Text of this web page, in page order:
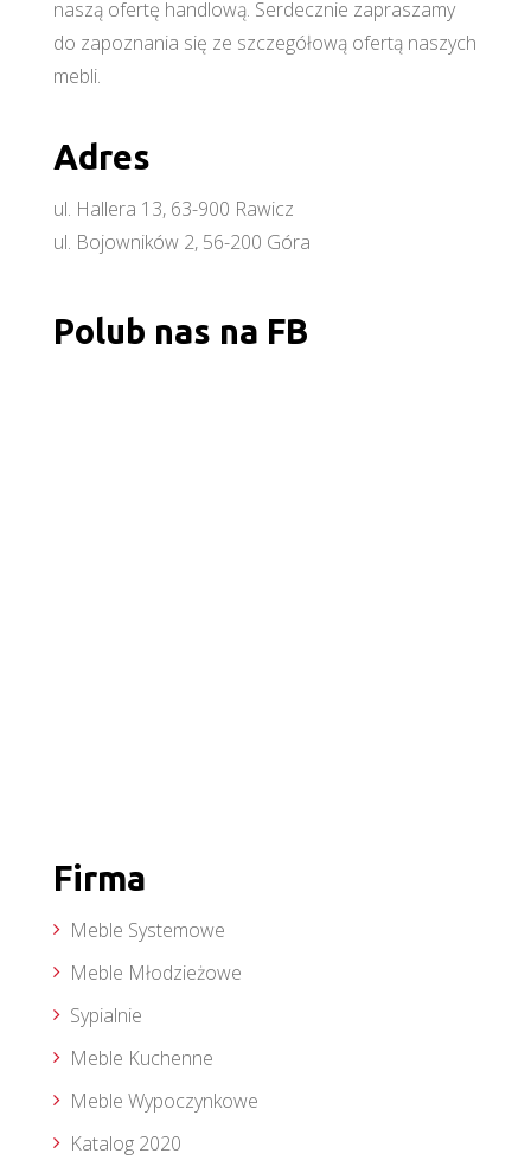
naszą ofertę handlową. Serdecznie zapraszamy
do zapoznania się ze szczegółową ofertą naszych
mebli.
Adres
ul. Hallera 13, 63-900 Rawicz
ul. Bojowników 2, 56-200 Góra
Polub nas na FB
Firma
Meble Systemowe
Meble Młodzieżowe
Sypialnie
Meble Kuchenne
Meble Wypoczynkowe
Katalog 2020